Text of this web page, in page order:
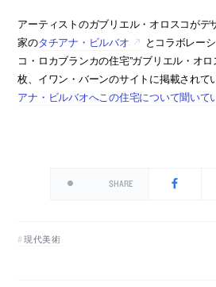
アーティストのガブリエル・オロスコがデ
家のタチアナ・ビルバオ
とコラボレー
コ・ロカブランカの住宅”ガブリエル・オ
枚、イワン・バーンのサイトに掲載されて
アナ・ビルバオへこの住宅について聞いて
SHARE
現代美術